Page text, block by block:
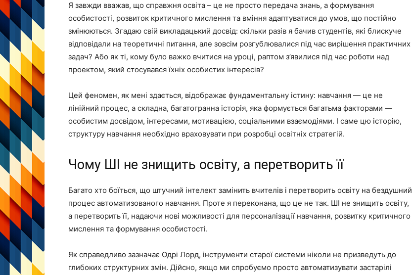
Я завжди вважав, що справжня освіта – це не просто передача знань, а формування
особистості, розвиток критичного мислення та вміння адаптуватися до умов, що постійно
змінюються. Згадаю свій викладацький досвід: скільки разів я бачив студентів, які блискуче
відповідали на теоретичні питання, але зовсім розгублювалися під час вирішення практичних
задач? Або як ті, кому було важко вчитися на уроці, раптом з’явилися під час роботи над
проектом, який стосувався їхніх особистих інтересів?
Цей феномен, як мені здається, відображає фундаментальну істину: навчання — це не
лінійний процес, а складна, багатогранна історія, яка формується багатьма факторами —
особистим досвідом, інтересами, мотивацією, соціальними взаємодіями. І саме цю історію,
структуру навчання необхідно враховувати при розробці освітніх стратегій.
Чому ШІ не знищить освіту, а перетворить її
Багато хто боїться, що штучний інтелект замінить вчителів і перетворить освіту на бездушний
процес автоматизованого навчання. Проте я переконана, що це не так. ШІ не знищить освіту,
а перетворить її, надаючи нові можливості для персоналізації навчання, розвитку критичного
мислення та формування особистості.
Як справедливо зазначає Одрі Лорд, інструменти старої системи ніколи не призведуть до
глибоких структурних змін. Дійсно, якщо ми спробуємо просто автоматизувати застарілі